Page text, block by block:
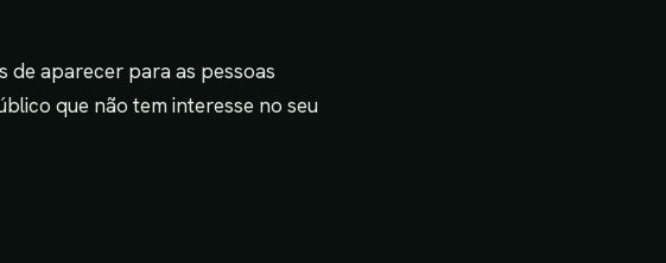
de aparecer para as pessoas
que não tem interesse no seu